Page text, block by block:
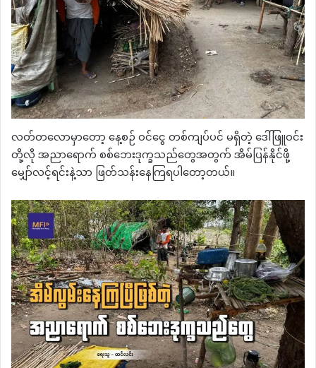
လတ်တလောမှာတော့ နေ့စဉ် ဝင်ငွေ တစ်ကျပ်ပင် မရှိတဲ့ ဒေါ်ဖြူဝင်း
တို့လို အညာရောက် စစ်ဘေးဒုက္ခသည်တွေအတွက် အိမ်ပြန်နိုင်ဖို့
မျှော်လင့်ရင်းနဲ့သာ ဖြတ်သန်းနေကြရပါတော့တယ်။